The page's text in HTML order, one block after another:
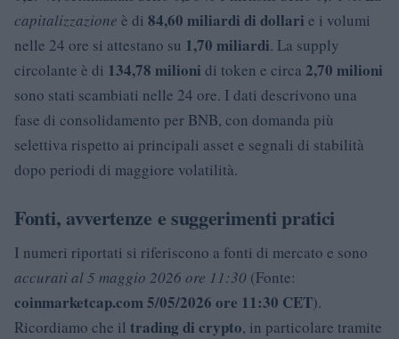
capitalizzazione è di 84,60 miliardi di dollari e i volumi
nelle 24 ore si attestano su 1,70 miliardi. La supply
circolante è di 134,78 milioni di token e circa 2,70 milioni
sono stati scambiati nelle 24 ore. I dati descrivono una
fase di consolidamento per BNB, con domanda più
selettiva rispetto ai principali asset e segnali di stabilità
dopo periodi di maggiore volatilità.
Fonti, avvertenze e suggerimenti pratici
I numeri riportati si riferiscono a fonti di mercato e sono
accurati al 5 maggio 2026 ore 11:30 (Fonte:
coinmarketcap.com 5/05/2026 ore 11:30 CET).
Ricordiamo che il trading di crypto, in particolare tramite